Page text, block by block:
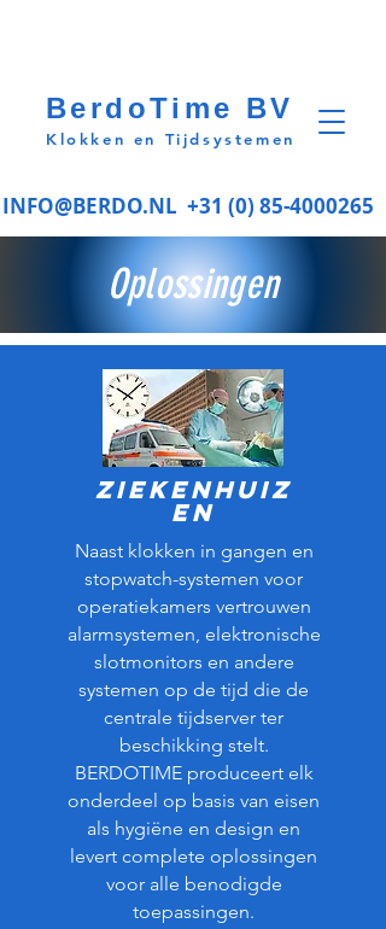
INFO@BERDO.NL +31 (0) 85-4000265
BerdoTime BV
Klokken en Tijdsystemen
Oplossingen
Ziekenhuiz
en
Naast klokken in gangen en
stopwatch-systemen voor
operatiekamers vertrouwen
alarmsystemen, elektronische
slotmonitors en andere
systemen op de tijd die de
centrale tijdserver ter
beschikking stelt.
BERDOTIME produceert elk
onderdeel op basis van eisen
als hygiëne en design en
levert complete oplossingen
voor alle benodigde
toepassingen.